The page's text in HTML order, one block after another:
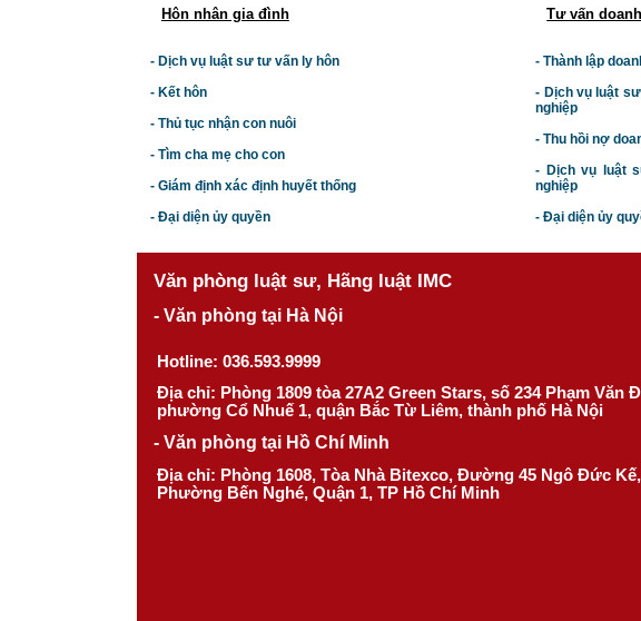
Hôn nhân gia đình
- Dịch vụ luật sư tư vấn ly hôn
- Kết hôn
- Thủ tục nhận con nuôi
- Tìm cha mẹ cho con
- Giám định xác định huyết thống
- Đại diện ủy quyền
Tư vấn
- Thành lập
- Dịch vụ luật
nghiệp
- Thu hồi nợ
- Dịch vụ luật
nghiệp
- Đại diện ủy
Văn phòng luật sư, Hãng luật IMC
- Văn phòng tại Hà Nội
Hotline: 036.593.9999
Địa chỉ: Phòng 1809 tòa 27A2 Green Stars, số 234 Phạm Văn
phường Cổ Nhuế 1, quận Bắc Từ Liêm, thành phố Hà Nội
- Văn phòng tại Hồ Chí Minh
Địa chỉ: Phòng 1608, Tòa Nhà Bitexco, Đường 45 Ngô Đức Kế,
Phường Bến Nghé, Quận 1, TP Hồ Chí Minh